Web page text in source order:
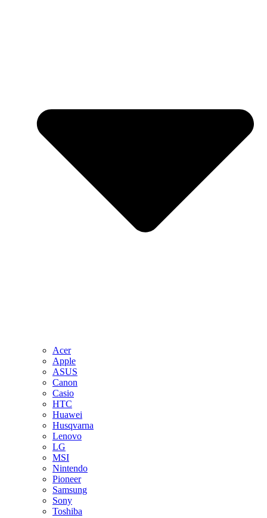
Acer
Apple
ASUS
Canon
Casio
HTC
Huawei
Husqvarna
Lenovo
LG
MSI
Nintendo
Pioneer
Samsung
Sony
Toshiba